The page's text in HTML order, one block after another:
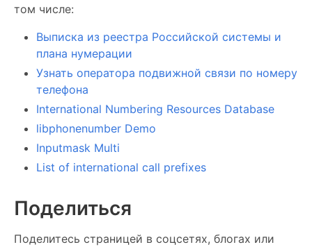
том числе:
Выписка из реестра Российской системы и
плана нумерации
Узнать оператора подвижной связи по номеру
телефона
International Numbering Resources Database
libphonenumber Demo
Inputmask Multi
List of international call prefixes
Поделиться
Поделитесь страницей в соцсетях, блогах или